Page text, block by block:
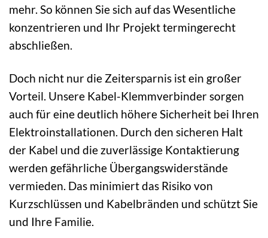
mehr. So können Sie sich auf das Wesentliche
konzentrieren und Ihr Projekt termingerecht
abschließen.
Doch nicht nur die Zeitersparnis ist ein großer
Vorteil. Unsere Kabel-Klemmverbinder sorgen
auch für eine deutlich höhere Sicherheit bei Ihren
Elektroinstallationen. Durch den sicheren Halt
der Kabel und die zuverlässige Kontaktierung
werden gefährliche Übergangswiderstände
vermieden. Das minimiert das Risiko von
Kurzschlüssen und Kabelbränden und schützt Sie
und Ihre Familie.